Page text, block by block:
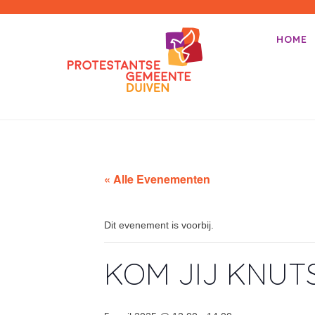
Primair
Spring
HOME
« Alle Evenementen
Dit evenement is voorbij.
KOM JIJ